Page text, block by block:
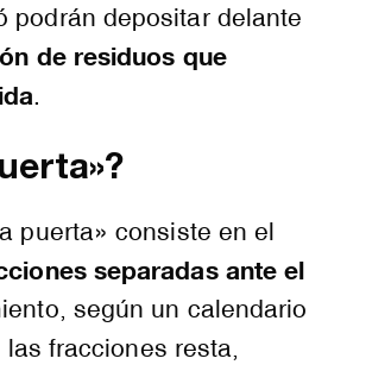
podrán depositar delante
de residuos que
.
puerta» consiste en el
separadas ante el
según un calendario
fracciones resta,